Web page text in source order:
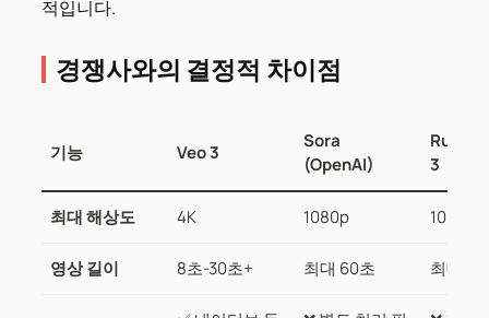
적입니다.
경쟁사와의 결정적 차이점
기능 Veo 3
Sora
(OpenAI)
3
최대 해상도 4K 1080p 1080p-
영상 길이 8초-30초+ 최대 60초 최대 16